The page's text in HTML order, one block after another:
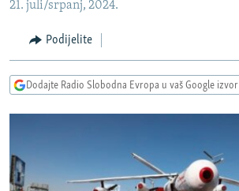
na
navigaciju
Pređite
na
KOSOVO
CRNA GORA
VIDEO
PODCASTI
KINA NA BALKANU
RSE PRIČE IZ SVIJETA
21. juli/srpanj, 2024.
Podijelite
Dodajte Radio Slobodna Evropa u vaš Google izvor